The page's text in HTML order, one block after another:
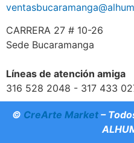
CARRERA 27 # 10-26
Sede Bucaramanga
Líneas de atención amiga
316 528 2048 - 317 433
© CreArte Market –